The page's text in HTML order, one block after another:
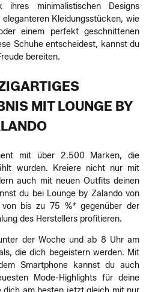
ihres minimalistischen Designs
Kleidungsstücken, wie
einem perfekt geschnittenen
Schuhe entscheidest, kannst du
bereiten.
MIT LOUNGE BY
mit über 2.500 Marken, die
wurden. Kreiere nicht nur mit
auch mit neuen Outfits deinen
du bei Lounge by Zalando von
von bis zu 75 %* gegenüber der
des Herstellers profitieren.
der Woche und ab 8 Uhr am
die dich begeistern werden. Mit
Smartphone kannst du auch
Mode-Highlights für deine